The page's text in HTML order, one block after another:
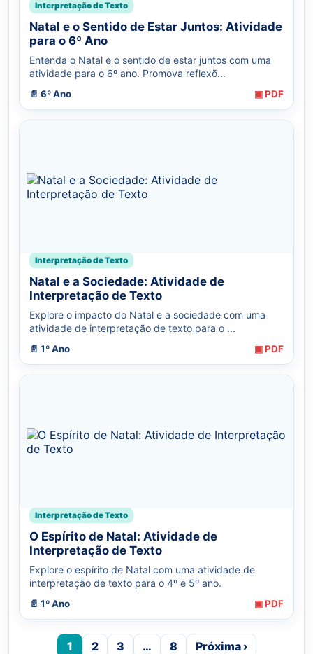
Interpretação de Texto
Natal e o Sentido de Estar Juntos: Atividade
para o 6º Ano
Entenda o Natal e o sentido de estar juntos com uma
atividade para o 6º ano. Promova reflexõ...
📄 6º Ano ▣ PDF
Interpretação de Texto
Natal e a Sociedade: Atividade de
Interpretação de Texto
Explore o impacto do Natal e a sociedade com uma
atividade de interpretação de texto para o ...
📄 1º Ano ▣ PDF
Interpretação de Texto
O Espírito de Natal: Atividade de
Interpretação de Texto
Explore o espírito de Natal com uma atividade de
interpretação de texto para o 4º e 5º ano.
📄 1º Ano ▣ PDF
1 2 3 … 8 Próxima ›